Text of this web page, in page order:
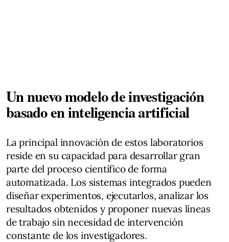
Un nuevo modelo de investigación
basado en inteligencia artificial
La principal innovación de estos laboratorios
reside en su capacidad para desarrollar gran
parte del proceso científico de forma
automatizada. Los sistemas integrados pueden
diseñar experimentos, ejecutarlos, analizar los
resultados obtenidos y proponer nuevas líneas
de trabajo sin necesidad de intervención
constante de los investigadores.